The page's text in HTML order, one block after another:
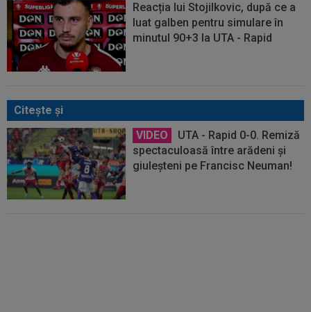
Reacția lui Stojilkovic, după ce a
luat galben pentru simulare în
minutul 90+3 la UTA - Rapid
Citeşte şi
VIDEO
UTA - Rapid 0-0. Remiză
spectaculoasă între arădeni și
giuleșteni pe Francisc Neuman!